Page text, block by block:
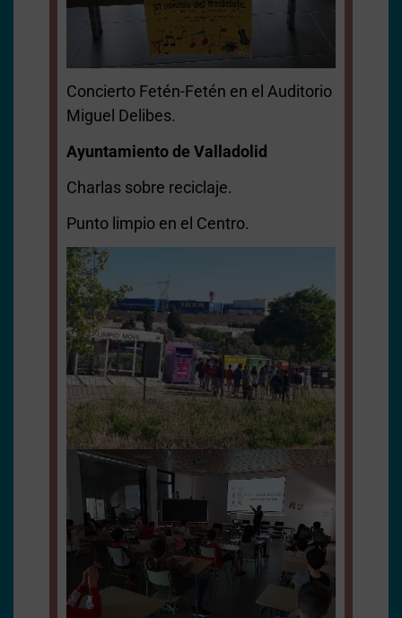
Concierto Fetén-Fetén en el Auditorio
Miguel Delibes.
Ayuntamiento de Valladolid
Charlas sobre reciclaje.
Punto limpio en el Centro.